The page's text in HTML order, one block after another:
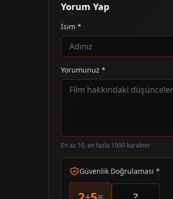
Yorum Yap
İsim *
Yorumunuz *
En az 10, en fazla 1000 karakter
Güvenlik Doğrulaması *